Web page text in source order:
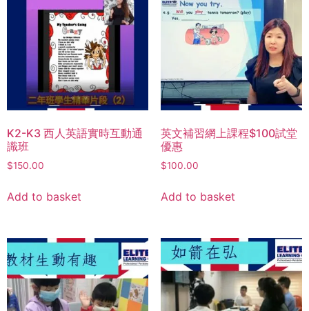
K2-K3 西人英語實時互動通
識班
$150.00
Add to basket
英文補習網上課程$100試堂
優惠
$100.00
Add to basket